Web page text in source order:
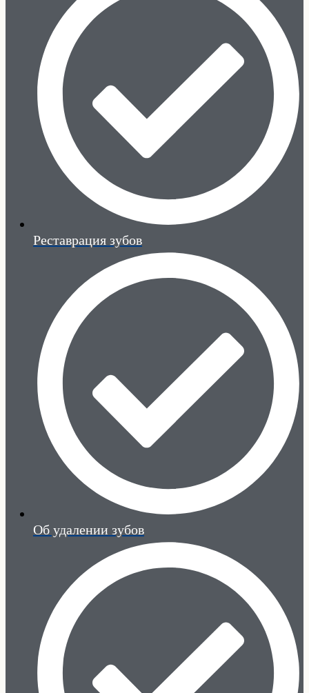
Реставрация зубов
Об удалении зубов